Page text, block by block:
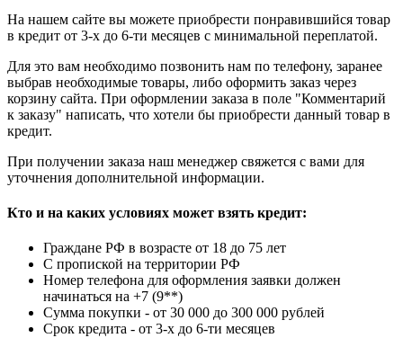
На нашем сайте вы можете приобрести понравившийся товар
в кредит от 3-х до 6-ти месяцев с минимальной переплатой.
Для это вам необходимо позвонить нам по телефону, заранее
выбрав необходимые товары, либо оформить заказ через
корзину сайта. При оформлении заказа в поле "Комментарий
к заказу" написать, что хотели бы приобрести данный товар в
кредит.
При получении заказа наш менеджер свяжется с вами для
уточнения дополнительной информации.
Кто и на каких условиях может взять кредит:
Граждане РФ в возрасте от 18 до 75 лет
С пропиской на территории РФ
Номер телефона для оформления заявки должен
начинаться на +7 (9**)
Сумма покупки - от 30 000 до 300 000 рублей
Срок кредита - от 3-х до 6-ти месяцев